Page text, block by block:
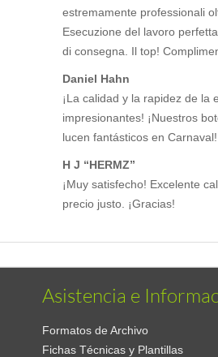
estremamente professionali
Esecuzione del lavoro
di consegna. Il top!
Daniel Hahn
¡La calidad y la rapidez de la
impresionantes! ¡Nuestros
lucen fantásticos en Carnaval!
H J “HERMZ”
¡Muy satisfecho! Excelente
precio justo. ¡Gracias!
Asistencia e
Formatos de Archivo
Fichas Técnicas y Plantillas